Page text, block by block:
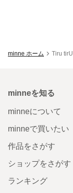
minne ホーム Tiru
minneを知る
minneについて
minneで買いたい
作品をさがす
ショップをさがす
ランキング